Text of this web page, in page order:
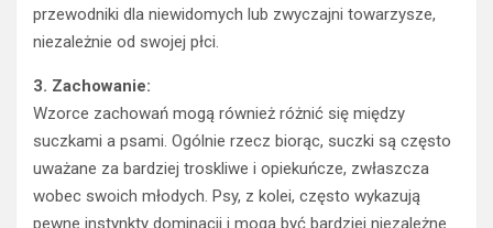
przewodniki dla niewidomych lub zwyczajni towarzysze,
niezależnie od swojej płci.
3. Zachowanie:
Wzorce zachowań mogą również różnić się między
suczkami a psami. Ogólnie rzecz biorąc, suczki są często
uważane za bardziej troskliwe i opiekuńcze, zwłaszcza
wobec swoich młodych. Psy, z kolei, często wykazują
pewne instynkty dominacji i mogą być bardziej niezależne